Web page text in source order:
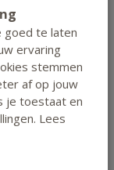
goed te laten
ervaring
stemmen
af op jouw
je toestaat en
Lees
af te
ontvang je